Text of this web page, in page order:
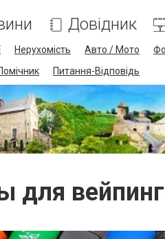
Довідник
Нерухомість Авто / Мото
Питання-Відповідь
для